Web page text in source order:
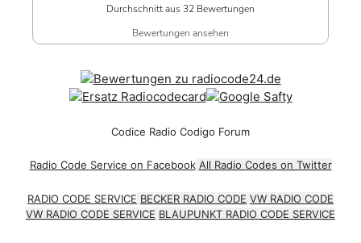
Durchschnitt aus 32 Bewertungen
Bewertungen ansehen
Codice Radio Codigo Forum
Radio Code Service on Facebook All Radio Codes on Twitter
RADIO CODE SERVICE BECKER RADIO CODE VW RADIO CODE
VW RADIO CODE SERVICE BLAUPUNKT RADIO CODE SERVICE